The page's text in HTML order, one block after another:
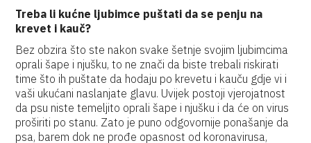
Treba li kućne ljubimce puštati da se penju na
krevet i kauč?
Bez obzira što ste nakon svake šetnje svojim ljubimcima
oprali šape i njušku, to ne znači da biste trebali riskirati
time što ih puštate da hodaju po krevetu i kauču gdje vi i
vaši ukućani naslanjate glavu. Uvijek postoji vjerojatnost
da psu niste temeljito oprali šape i njušku i da će on virus
proširiti po stanu. Zato je puno odgovornije ponašanje da
psa, barem dok ne prođe opasnost od koronavirusa,